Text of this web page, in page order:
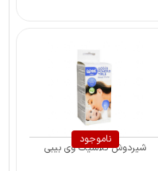
ناموجود
شیردوش کلاسیک وی بیبی